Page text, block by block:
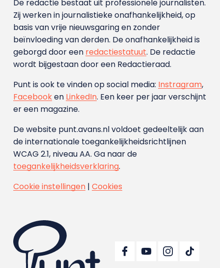
De redactie bestaat uit professionele journalisten.
Zij werken in journalistieke onafhankelijkheid, op
basis van vrije nieuwsgaring en zonder
beïnvloeding van derden. De onafhankelijkheid is
geborgd door een redactiestatuut. De redactie
wordt bijgestaan door een Redactieraad.
Punt is ook te vinden op social media: Instragram,
Facebooken LinkedIn. Een keer per jaar verschijnt
er een magazine.
De website punt.avans.nl voldoet gedeeltelijk aan
de internationale toegankelijkheidsrichtlijnen
WCAG 2.1, niveau AA. Ga naar de
toegankelijkheidsverklaring.
Cookie instellingen| Cookies